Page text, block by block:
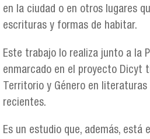
en la ciudad o en otros lugares
escrituras y formas de habitar.
Este trabajo lo realiza junto a la
enmarcado en el proyecto Dicyt
Territorio y Género en
recientes.
Es un estudio que, además, está